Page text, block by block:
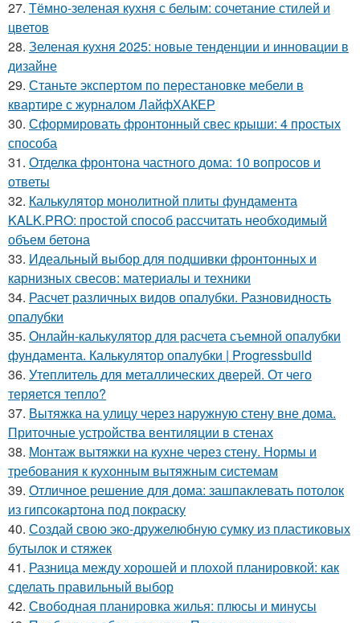
27. Тёмно-зеленая кухня с белым: сочетание стилей и
цветов
28. Зеленая кухня 2025: новые тенденции и инновации в
дизайне
29. Станьте экспертом по перестановке мебели в
квартире с журналом ЛайфХАКЕР
30. Сформировать фронтонный свес крыши: 4 простых
способа
31. Отделка фронтона частного дома: 10 вопросов и
ответы
32. Калькулятор монолитной плиты фундамента
KALK.PRO: простой способ рассчитать необходимый
объем бетона
33. Идеальный выбор для подшивки фронтонных и
карнизных свесов: материалы и техники
34. Расчет различных видов опалубки. Разновидность
опалубки
35. Онлайн-калькулятор для расчета съемной опалубки
фундамента. Калькулятор опалубки | Progressbuild
36. Утеплитель для металлических дверей. От чего
теряется тепло?
37. Вытяжка на улицу через наружную стену вне дома.
Приточные устройства вентиляции в стенах
38. Монтаж вытяжки на кухне через стену. Нормы и
требования к кухонным вытяжным системам
39. Отличное решение для дома: зашпаклевать потолок
из гипсокартона под покраску
40. Создай свою эко-дружелюбную сумку из пластиковых
бутылок и стяжек
41. Разница между хорошей и плохой планировкой: как
сделать правильный выбор
42. Свободная планировка жилья: плюсы и минусы